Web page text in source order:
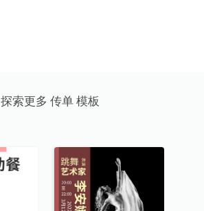
探索更多 传单 模板